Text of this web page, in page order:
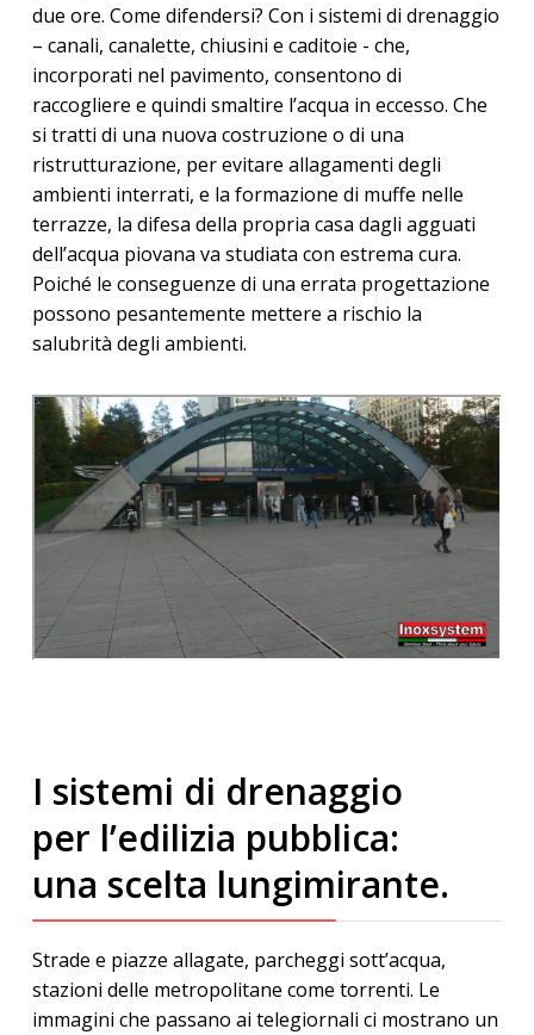
due ore. Come difendersi? Con i sistemi di drenaggio
– canali, canalette, chiusini e caditoie - che,
incorporati nel pavimento, consentono di
raccogliere e quindi smaltire l’acqua in eccesso. Che
si tratti di una nuova costruzione o di una
ristrutturazione, per evitare allagamenti degli
ambienti interrati, e la formazione di muffe nelle
terrazze, la difesa della propria casa dagli agguati
dell’acqua piovana va studiata con estrema cura.
Poiché le conseguenze di una errata progettazione
possono pesantemente mettere a rischio la
salubrità degli ambienti.
I sistemi di drenaggio
per l’edilizia pubblica:
una scelta lungimirante.
Strade e piazze allagate, parcheggi sott’acqua,
stazioni delle metropolitane come torrenti. Le
immagini che passano ai telegiornali ci mostrano un